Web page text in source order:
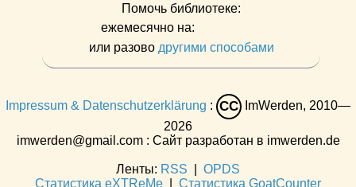
Помочь библиотеке:
ежемесячно на:
или разово другими способами
Impressum & Datenschutzerklärung : CC
ImWerden, 2010—
2026
imwerden@gmail.com : Сайт разработан в imwerden.de
Ленты: RSS
OPDS
Статистика eXTReMe
Статистика GoatCounter